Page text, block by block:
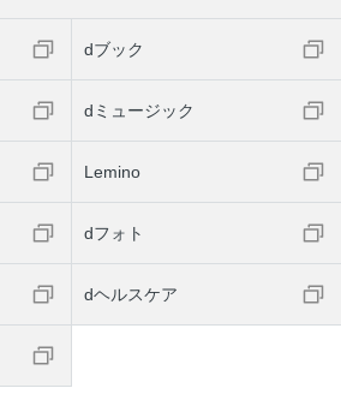
dブック
dミュージック
Lemino
dフォト
dヘルスケア